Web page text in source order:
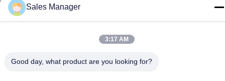
दूरभाष:
86--15028563200
Sales Manager
3:17 AM
Good day, what product are you looking for?